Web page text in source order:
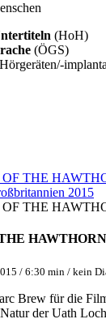
(HoH)
(ÖGS)
THE
2015
THE
/ 6:30 min / kein
Brew für die
der Uath